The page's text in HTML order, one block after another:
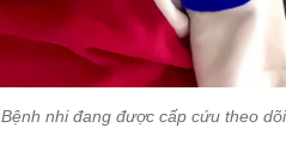
Bệnh nhi đang được cấp cứu theo